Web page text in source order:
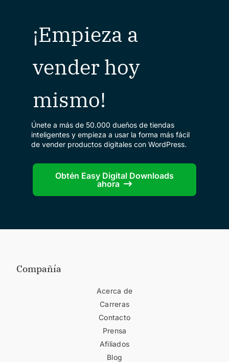
¡Empieza a
vender hoy
mismo!
Únete a más de 50.000 dueños de tiendas
inteligentes y empieza a usar la forma más fácil
de vender productos digitales con WordPress.
Obtén Easy Digital Downloads
ahora
Compañía
Acerca de
Carreras
Contacto
Prensa
Afiliados
Blog